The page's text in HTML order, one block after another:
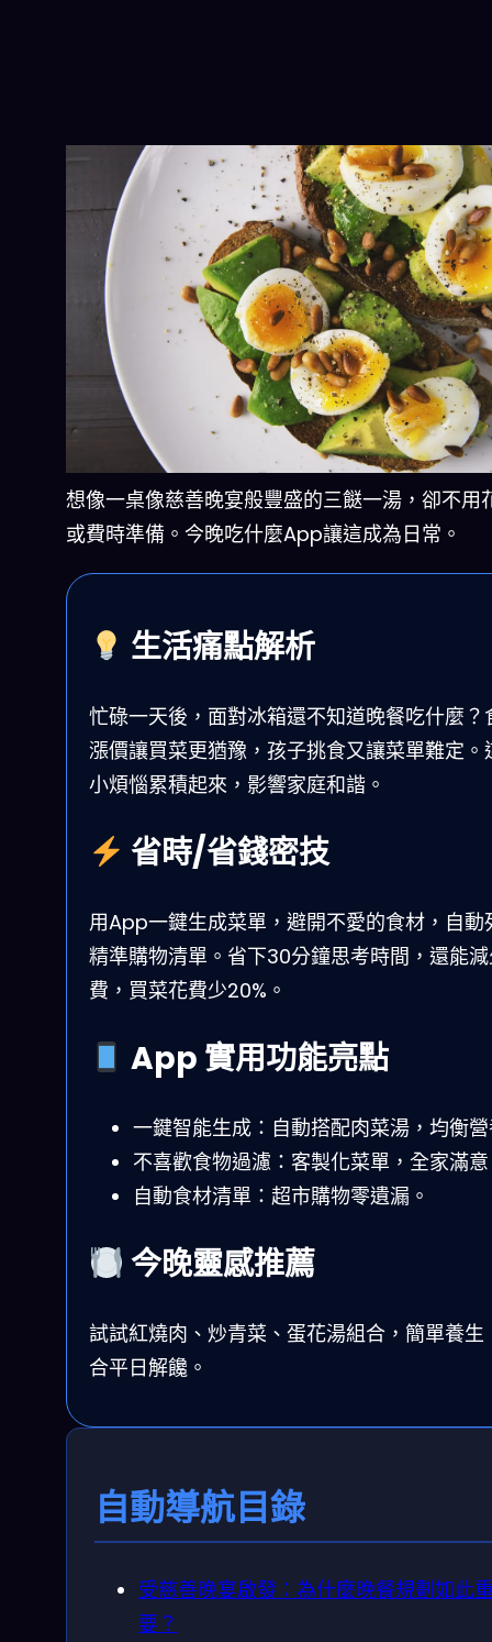
想像一桌像慈善晚宴般豐盛的三餸一湯，卻不用
或費時準備。今晚吃什麼App讓這成為日常。
生活痛點解析
忙碌一天後，面對冰箱還不知道晚餐吃什麼？
漲價讓買菜更猶豫，孩子挑食又讓菜單難定。
小煩惱累積起來，影響家庭和諧。
省時/省錢密技
用App一鍵生成菜單，避開不愛的食材，自動
精準購物清單。省下30分鐘思考時間，還能
費，買菜花費少20%。
App 實用功能亮點
一鍵智能生成：自動搭配肉菜湯，均衡
不喜歡食物過濾：客製化菜單，全家滿
自動食材清單：超市購物零遺漏。
今晚靈感推薦
試試紅燒肉、炒青菜、蛋花湯組合，簡單養生
合平日解饞。
自動導航目錄
受慈善晚宴啟發：為什麼晚餐規劃如此
要？